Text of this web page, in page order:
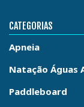
CATEGORIAS
Apneia
Natação Águas
Paddleboard